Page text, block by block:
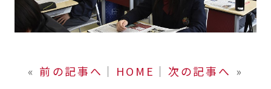
« 前の記事へ │ HOME │ 次の記事へ »